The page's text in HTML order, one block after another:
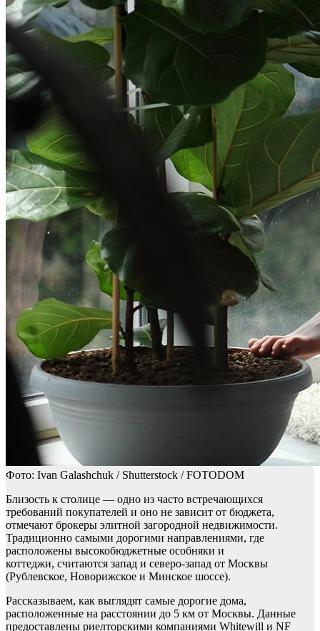
Фото: Ivan Galashchuk / Shutterstock / FOTODOM
Близость к столице — одно из часто встречающихся
требований покупателей и оно не зависит от бюджета,
отмечают брокеры элитной загородной недвижимости.
Традиционно самыми дорогими направлениями, где
расположены высокобюджетные особняки и
коттеджи, считаются запад и северо-запад от Москвы
(Рублевское, Новорижское и Минское шоссе).
Рассказываем, как выглядят самые дорогие дома,
расположенные на расстоянии до 5 км от Москвы. Данные
предоставлены риелторскими компаниями Whitewill и NF